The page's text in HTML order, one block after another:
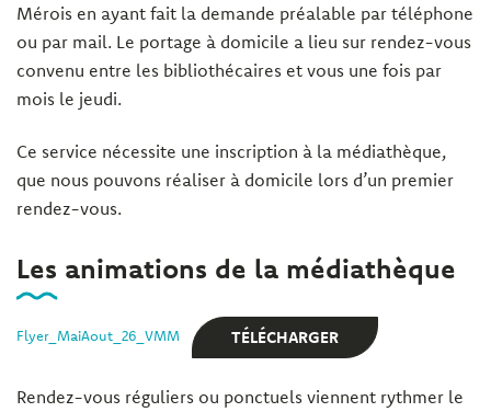
Mérois en ayant fait la demande préalable par téléphone
ou par mail. Le portage à domicile a lieu sur rendez-vous
convenu entre les bibliothécaires et vous une fois par
mois le jeudi.
Ce service nécessite une inscription à la médiathèque,
que nous pouvons réaliser à domicile lors d’un premier
rendez-vous.
Les animations de la médiathèque
Flyer_MaiAout_26_VMM TÉLÉCHARGER
Rendez-vous réguliers ou ponctuels viennent rythmer le